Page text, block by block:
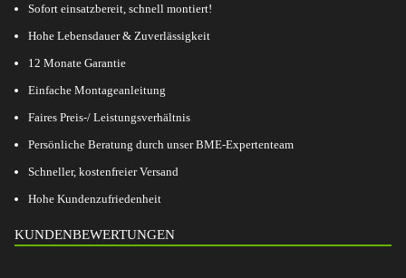
Sofort einsatzbereit, schnell montiert!
Hohe Lebensdauer & Zuverlässigkeit
12 Monate Garantie
Einfache Montageanleitung
Faires Preis-/ Leistungsverhältnis
Persönliche Beratung durch unser BME-Expertenteam
Schneller, kostenfreier Versand
Hohe Kundenzufriedenheit
KUNDENBEWERTUNGEN